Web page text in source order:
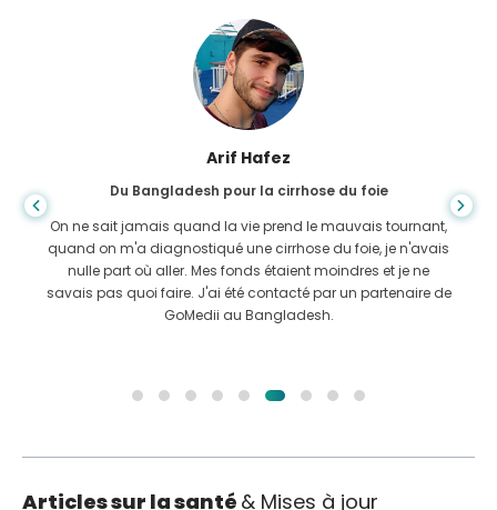
Arif Hafez
Du Bangladesh pour la cirrhose du foie
On ne sait jamais quand la vie prend le mauvais tournant,
quand on m'a diagnostiqué une cirrhose du foie, je n'avais
nulle part où aller. Mes fonds étaient moindres et je ne
savais pas quoi faire. J'ai été contacté par un partenaire de
GoMedii au Bangladesh.
Articles sur la santé & Mises à jour